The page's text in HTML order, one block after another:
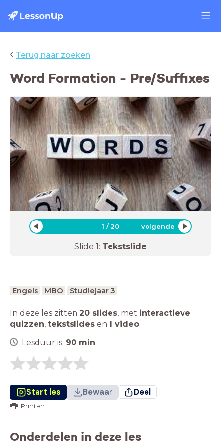
‹ Terug naar zoeken
Word Formation - Pre/Suffixes
1 /20 volgende
Slide 1: Tekstslide
Engels MBO Studiejaar 3
In deze les zitten 20 slides, met interactieve
quizzen, tekstslides en 1 video.
Lesduur is: 90 min
Start les Bewaar Deel
Printen
Onderdelen in deze les